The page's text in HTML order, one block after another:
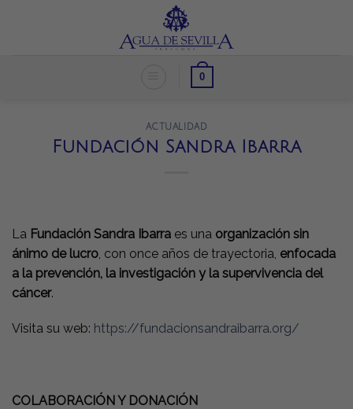
0
ACTUALIDAD
Fundación Sandra Ibarra
La Fundación Sandra Ibarra es una organización sin
ánimo de lucro , con once años de trayectoria, enfocada
a la prevención, la investigación y la supervivencia del
cáncer.
Visita su web: https://fundacionsandraibarra.org/
COLABORACIÓN Y DONACIÓN